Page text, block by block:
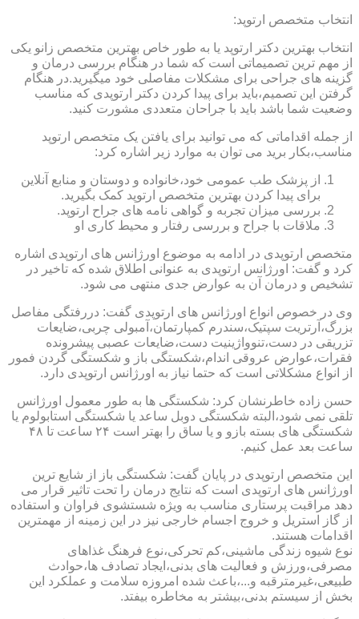
انتخاب متخصص ارتوپد:
انتخاب بهترین دکتر ارتوپد یا به طور خاص بهترین متخصص زانو یکی
از مهم ترین تصمیماتی است که شما در هنگام بررسی درمان و
گزینه های جراحی برای مشکلات مفاصلی خود میگیرید.در هنگام
گرفتن این تصمیم،باید برای پیدا کردن دکتر ارتوپدی که مناسب
وضعیت شما باشد باید با جراحان متعددی مشورت کنید.
از جمله اقداماتی که می توانید برای یافتن یک متخصص ارتوپد
مناسب،بکار برید می توان به موارد زیر اشاره کرد:
از پزشک طب عمومی خود،خانواده و دوستان و منابع آنلاین
برای پیدا کردن بهترین متخصص ارتوپد کمک بگیرید.
بررسی میزان تجربه و گواهی نامه های جراح ارتوپد.
ملاقات با جراح و بررسی رفتار و محیط کاری او
متخصص ارتوپدی در ادامه به موضوع اورژانس های ارتوپدی اشاره
کرد و گفت: اورژانس ارتوپدی به عنوانی اطلاق شده که تاخیر در
تشخیص و درمان آن به عوارض جدی منتهی می شود.
وی در خصوص انواع اورژانس های ارتوپدی گفت: دررفتگی مفاصل
بزرگ،آرتریت سپتیک،سندرم کمپارتمان،آمبولی چربی،ضایعات
تزریقی در دست،تنوواژینیت دست،ضایعات عصبی پیشرونده
فقرات،عوارض عروقی اندام،شکستگی باز و شکستگی گردن فمور
از انواع مشکلاتی است که حتما نیاز به اورژانس ارتوپدی دارد.
حسن زاده خاطرنشان کرد: شکستگی ها به طور معمول اورژانس
تلقی نمی شود،البته شکستگی دوبل ساعد یا شکستگی استابولوم یا
شکستگی های بسته بازو و یا ساق را بهتر است ۲۴ ساعت تا ۴۸
ساعت بعد عمل کنیم.
این متخصص ارتوپدی در پایان گفت: شکستگی باز از شایع ترین
اورژانس های ارتوپدی است که نتایج درمان را تحت تاثیر قرار می
دهد مراقبت پرستاری مناسب به ویژه شستشوی فراوان و استفاده
از گاز استریل و خروج اجسام خارجی نیز در این زمینه از مهمترین
اقدامات هستند.
نوع شیوه زندگی ماشینی،کم تحرکی،نوع فرهنگ غذاهای
مصرفی،ورزش و فعالیت های بدنی،ایجاد تصادف ها،حوادث
طبیعی،غیرمترقبه و...،باعث شده امروزه سلامت و عملکرد این
بخش از سیستم بدنی،بیشتر به مخاطره بیفتد.